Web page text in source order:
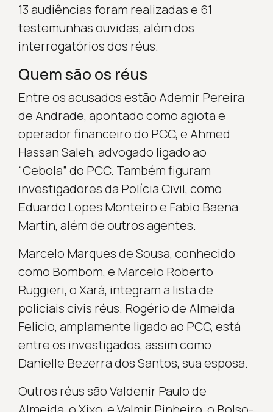
13 audiências foram realizadas e 61
testemunhas ouvidas, além dos
interrogatórios dos réus.
Quem são os réus
Entre os acusados estão Ademir Pereira
de Andrade, apontado como agiota e
operador financeiro do PCC, e Ahmed
Hassan Saleh, advogado ligado ao
“Cebola” do PCC. Também figuram
investigadores da Polícia Civil, como
Eduardo Lopes Monteiro e Fabio Baena
Martin, além de outros agentes.
Marcelo Marques de Sousa, conhecido
como Bombom, e Marcelo Roberto
Ruggieri, o Xará, integram a lista de
policiais civis réus. Rogério de Almeida
Felicio, amplamente ligado ao PCC, está
entre os investigados, assim como
Danielle Bezerra dos Santos, sua esposa.
Outros réus são Valdenir Paulo de